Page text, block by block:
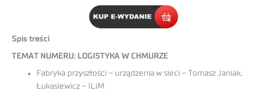
Spis treści
TEMAT NUMERU: LOGISTYKA W CHMURZE
Fabryka przyszłości – urządzenia w sieci – Tomasz Janiak,
Łukasiewicz – ILiM